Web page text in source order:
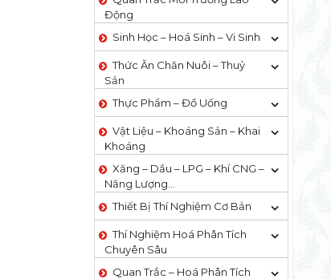
Động
Sinh Học – Hoá Sinh – Vi Sinh
Thức Ăn Chăn Nuôi – Thuỷ
Sản
Thực Phẩm – Đồ Uống
Vật Liệu – Khoáng Sản – Khai
Khoáng
Xăng – Dầu – LPG – Khí CNG –
Năng Lượng…
Thiết Bị Thí Nghiệm Cơ Bản
Thí Nghiệm Hoá Phân Tích
Chuyên Sâu
Quan Trắc – Hoá Phân Tích